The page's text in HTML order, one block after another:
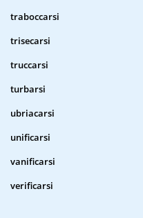
traboccarsi
trisecarsi
truccarsi
turbarsi
ubriacarsi
unificarsi
vanificarsi
verificarsi